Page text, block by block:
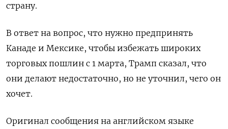
страну.
В ответ на вопрос, что нужно предпринять
Канаде и Мексике, чтобы избежать широких
торговых пошлин с 1 марта, Трамп сказал, что
они делают недостаточно, но не уточнил, чего он
хочет.
Оригинал сообщения на английском языке